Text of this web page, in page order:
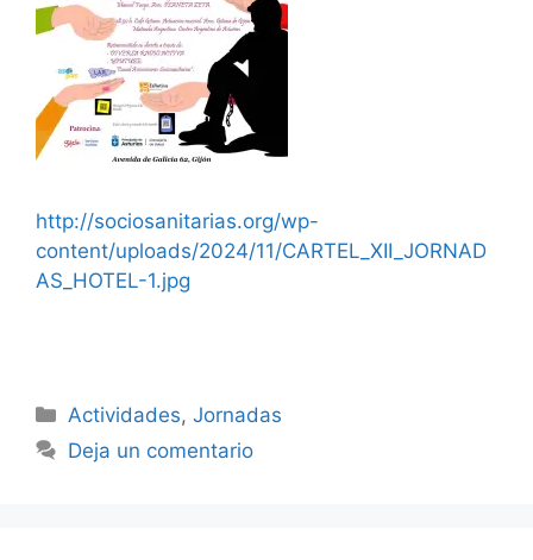
http://sociosanitarias.org/wp-
content/uploads/2024/11/CARTEL_XII_JORNAD
AS_HOTEL-1.jpg
Categorías
Actividades,Jornadas
Deja un comentario